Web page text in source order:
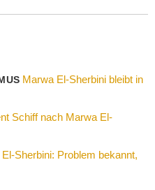
Marwa El-Sherbini bleibt in
Schiff nach Marwa El-
Sherbini: Problem bekannt,